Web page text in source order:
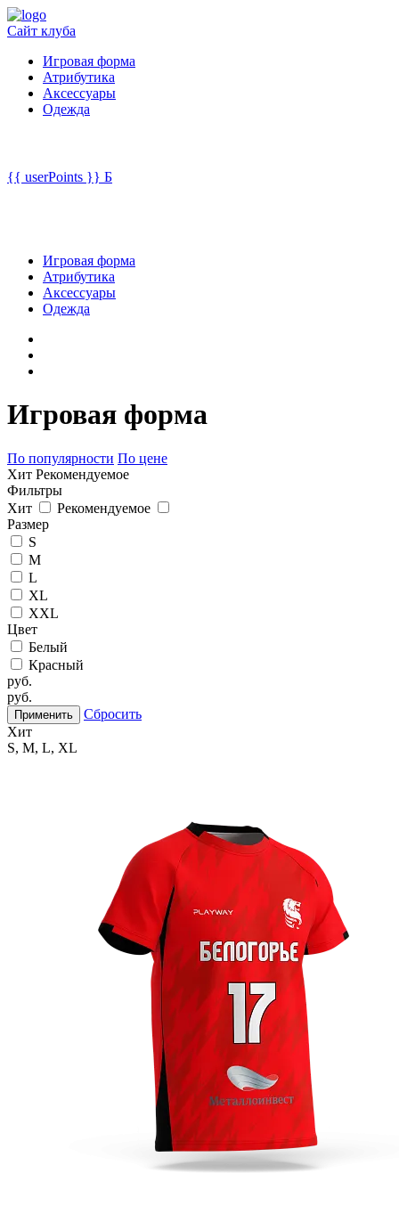
Сайт клуба
Игровая форма
Атрибутика
Аксессуары
Одежда
{{ userPoints }} Б
Игровая форма
Атрибутика
Аксессуары
Одежда
Игровая форма
По популярности По цене
Хит Рекомендуемое
Фильтры
Хит
Рекомендуемое
Размер
S
M
L
XL
XXL
Цвет
Белый
Красный
руб.
руб.
Сбросить
Хит
S, M, L, XL